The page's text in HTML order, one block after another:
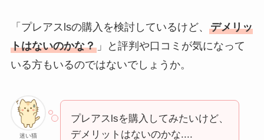
「プレアスlsの購入を検討しているけど、 デメリッ
トはないのかな？」と評判や口コミが気になって
いる方もいるのではないでしょうか。
迷い猫
プレアスlsを購入してみたいけど、
デメリットはないのかな....